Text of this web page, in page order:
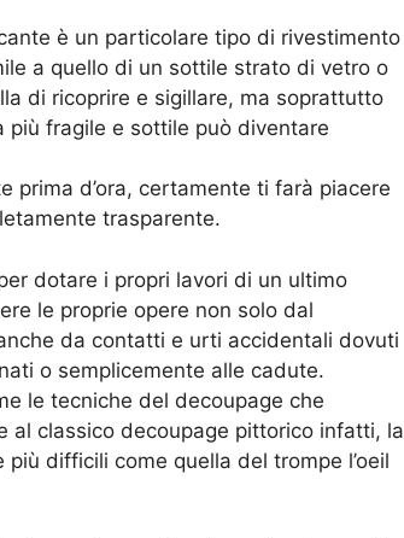
è un particolare tipo di rivestimento
a quello di un sottile strato di vetro o
di ricoprire e sigillare, ma soprattutto
fragile e sottile può diventare
prima d’ora, certamente ti farà piacere
trasparente.
dotare i propri lavori di un ultimo
le proprie opere non solo dal
da contatti e urti accidentali dovuti
o semplicemente alle cadute.
le tecniche del decoupage che
al classico decoupage pittorico infatti, la
difficili come quella del trompe l’oeil